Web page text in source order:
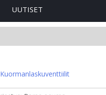
UUTISET
Kuormanlaskuventtiilit